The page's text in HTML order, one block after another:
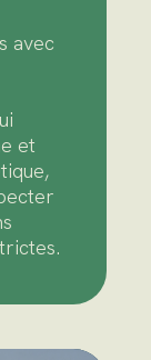
avec
et